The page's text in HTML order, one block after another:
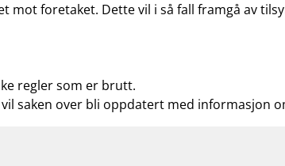
foretaket. Dette vil i så fall framgå av
regler som er brutt.
saken over bli oppdatert med informasjon